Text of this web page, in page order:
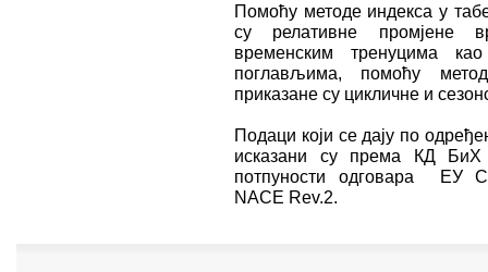
Помоћу методе индекса у
су релативне промјене
временским тренуцима
поглављима, помоћу
приказане су цикличне и
Подаци који се дају по
исказани су према КД БиХ
потпуности одговара ЕУ
NACE Rev.2.